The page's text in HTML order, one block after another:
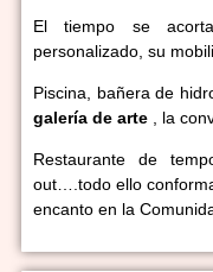
El tiempo se
personalizado, su
Piscina, bañera de
galería de arte , la
Restaurante de
out….todo ello
encanto en la